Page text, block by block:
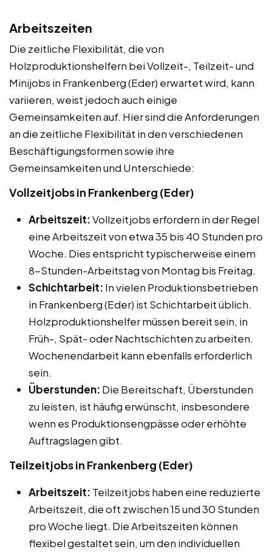
Arbeitszeiten
Die zeitliche Flexibilität, die von
Holzproduktionshelfern bei Vollzeit-, Teilzeit- und
Minijobs in Frankenberg (Eder) erwartet wird, kann
variieren, weist jedoch auch einige
Gemeinsamkeiten auf. Hier sind die Anforderungen
an die zeitliche Flexibilität in den verschiedenen
Beschäftigungsformen sowie ihre
Gemeinsamkeiten und Unterschiede:
Vollzeitjobs in Frankenberg (Eder)
Arbeitszeit:Vollzeitjobs erfordern in der Regel
eine Arbeitszeit von etwa 35 bis 40 Stunden pro
Woche. Dies entspricht typischerweise einem
8-Stunden-Arbeitstag von Montag bis Freitag.
Schichtarbeit: In vielen Produktionsbetrieben
in Frankenberg (Eder) ist Schichtarbeit üblich.
Holzproduktionshelfer müssen bereit sein, in
Früh-, Spät- oder Nachtschichten zu arbeiten.
Wochenendarbeit kann ebenfalls erforderlich
sein.
Überstunden: Die Bereitschaft, Überstunden
zu leisten, ist häufig erwünscht, insbesondere
wenn es Produktionsengpässe oder erhöhte
Auftragslagen gibt.
Teilzeitjobs in Frankenberg (Eder)
Arbeitszeit: Teilzeitjobs haben eine reduzierte
Arbeitszeit, die oft zwischen 15 und 30 Stunden
pro Woche liegt. Die Arbeitszeiten können
flexibel gestaltet sein, um den individuellen